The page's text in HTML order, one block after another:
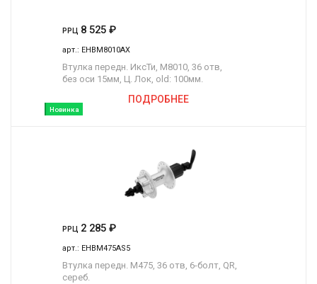
Новинка
РРЦ 8 525 ₽
арт.: EHBM8010AX
Втулка передн. ИксТи, M8010, 36 отв,
без оси 15мм, Ц. Лок, old: 100мм.
ПОДРОБНЕЕ
РРЦ 2 285 ₽
арт.: EHBM475AS5
Втулка передн. M475, 36 отв, 6-болт, QR,
сереб.